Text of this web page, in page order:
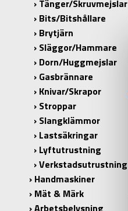
Tänger/Skruvmejslar
Bits/Bitshållare
Brytjärn
Släggor/Hammare
Dorn/Huggmejslar
Gasbrännare
Knivar/Skrapor
Stroppar
Slangklämmor
Lastsäkringar
Lyftutrustning
Verkstadsutrustning
Handmaskiner
Mät & Märk
Arbetsbelysning